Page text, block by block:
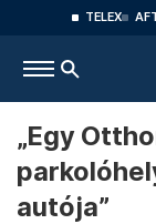
TELEX
„Egy
autója”